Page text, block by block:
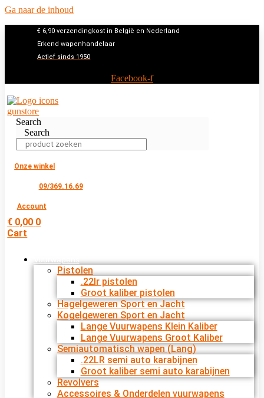
Ga naar de inhoud
€ 6,90 verzendingkost in België en Nederland
Erkend wapenhandelaar
Actief sinds 1950
Facebook-f
Search
Search
Onze winkel
09/369.16.69
Account
€ 0,00 0
Cart
Pistolen
.22lr pistolen
Groot kaliber pistolen
Hagelgeweren Sport en Jacht
Kogelgeweren Sport en Jacht
Lange Vuurwapens Klein Kaliber
Lange Vuurwapens Groot Kaliber
Semiautomatisch wapen (Lang)
.22LR semi auto karabijnen
Groot kaliber semi auto karabijnen
Revolvers
Accessoires & Onderdelen vuurwapens